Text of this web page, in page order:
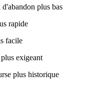
d'abandon plus bas
rapide
facile
exigeant
plus historique